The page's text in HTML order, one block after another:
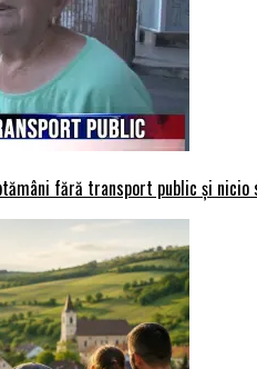
fără transport public și